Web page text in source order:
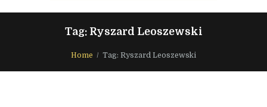
Tag: Ryszard Leoszewski
Home Tag: Ryszard Leoszewski